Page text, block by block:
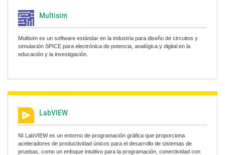
Multisim
Multisim es un software estándar en la industria para diseño de circuitos y
simulación SPICE para electrónica de potencia, analógica y digital en la
educación y la investigación.
LabVIEW
NI LabVIEW es un entorno de programación gráfica que proporciona
aceleradores de productividad únicos para el desarrollo de sistemas de
pruebas, como un enfoque intuitivo para la programación, conectividad con